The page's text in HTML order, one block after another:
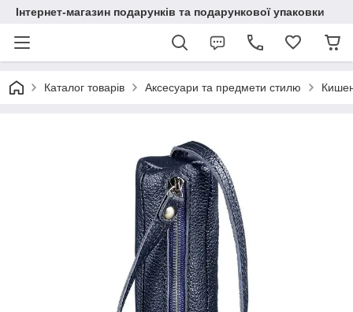
Інтернет-магазин подарунків та подарункової упаковки
Каталог товарів Аксесуари та предмети стилю